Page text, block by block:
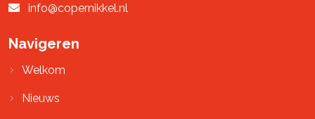
info@copernikkel.nl
Navigeren
Welkom
Nieuws